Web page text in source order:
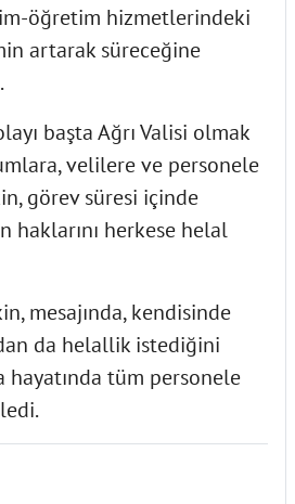
öğretim hizmetlerindeki
artarak süreceğine
başta Ağrı Valisi olmak
velilere ve personele
görev süresi içinde
haklarını herkese helal
mesajında, kendisinde
da helallik istediğini
hayatında tüm personele